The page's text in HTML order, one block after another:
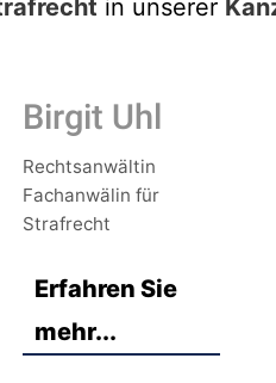
in unserer
Birgit Uhl
Rechtsanwältin
Fachanwälin für
Strafrecht
Erfahren Sie
mehr...